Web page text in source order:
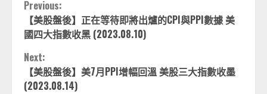
Continue
Reading
Previous:
【美股盤後】正在等待即將出爐的CPI與PPI數據 美
國四大指數收黑 (2023.08.10)
Next:
【美股盤後】美7月PPI增幅回溫 美股三大指數收墨
(2023.08.14)